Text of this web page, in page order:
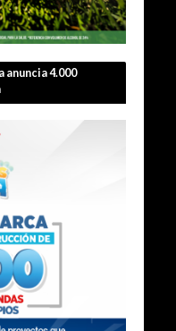
anuncia 4.000